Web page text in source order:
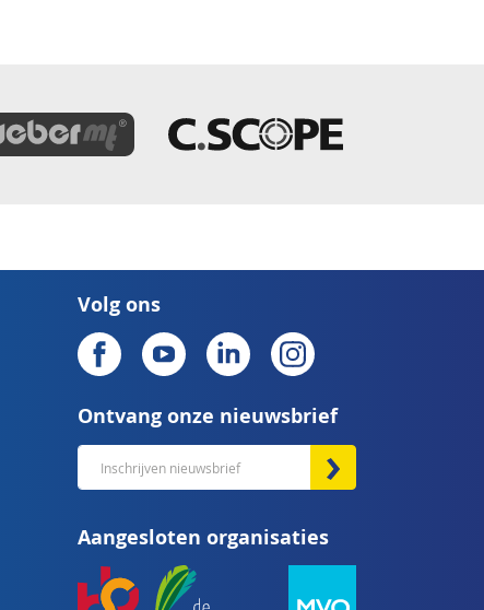
Volg ons
Ontvang onze nieuwsbrief
Abonneer
u
onze
nieuwsbrief
Aangesloten organisaties